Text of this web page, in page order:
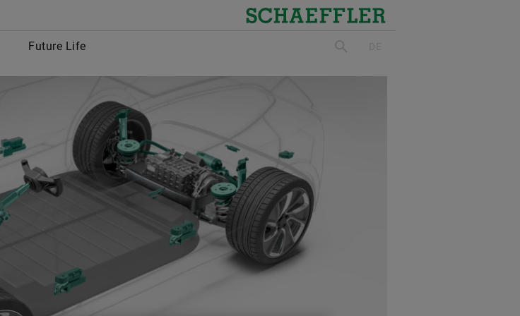
Schaeffler
Future Life suchenDE